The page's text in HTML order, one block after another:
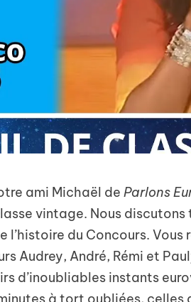
ami Michaël deParlons
vintage. Nous
l’histoire du Concours.
Audrey, André, Rémi et
d’inoubliables instants